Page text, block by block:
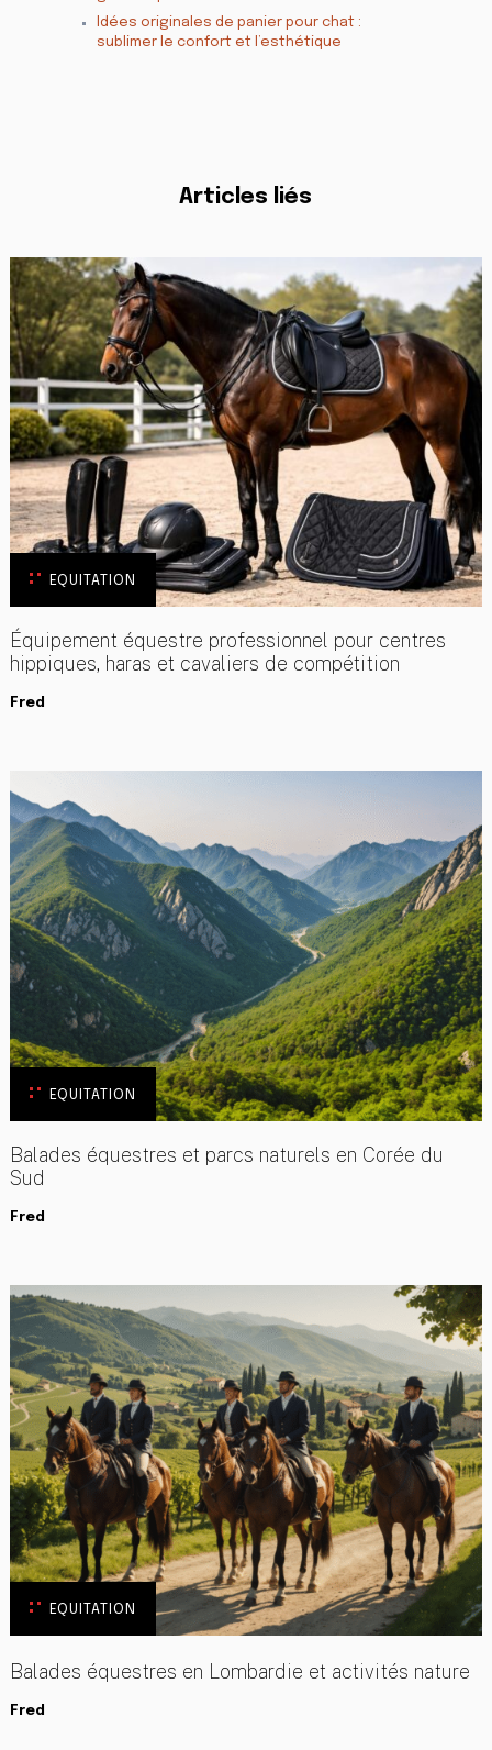
Idées originales de panier pour chat :
sublimer le confort et l’esthétique
Articles liés
EQUITATION
Équipement équestre professionnel pour centres
hippiques, haras et cavaliers de compétition
Fred
EQUITATION
Balades équestres et parcs naturels en Corée du
Sud
Fred
EQUITATION
Balades équestres en Lombardie et activités nature
Fred